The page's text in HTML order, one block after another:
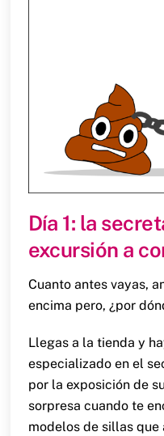
Día 1: la
excursión a
Cuanto antes vayas,
encima pero, ¿por
Llegas a la tienda y
especializado en el
por la exposición de
sorpresa cuando te
modelos de sillas